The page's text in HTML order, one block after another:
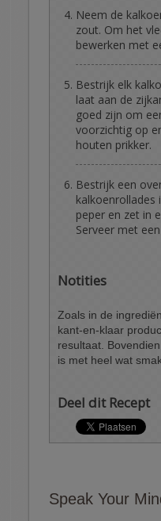
Neem de
zout. Om het
bewerken met
Bestrijk elk
laat aan de
goed zijn om
voorzichtig op
houten prikker.
Bestrijk een
kalkoenrollades
peper en zet in
Serveer met
Notities
Zoals in de
kant-en-klaar
resultaat.
is met heel wat
Deel dit Recept
Speak Your